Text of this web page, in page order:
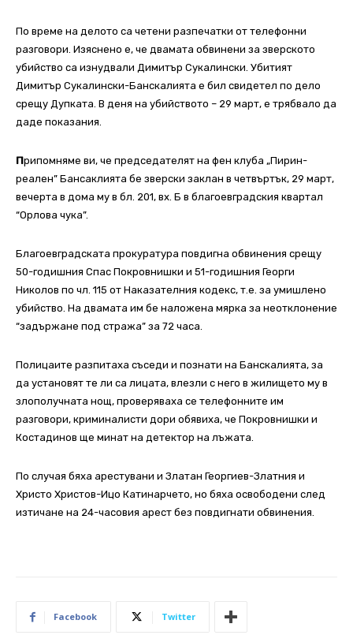
По време на делото са четени разпечатки от телефонни
разговори. Изяснено е, че двамата обвинени за зверското
убийство са изнудвали Димитър Сукалински. Убитият
Димитър Сукалински-Банскалията е бил свидетел по дело
срещу Дупката. В деня на убийството – 29 март, е трябвало да
даде показания.
Припомняме ви, че председателят на фен клуба „Пирин-
реален” Бансаклията бе зверски заклан в четвъртък, 29 март,
вечерта в дома му в бл. 201, вх. Б в благоевградския квартал
“Орлова чука”.
Благоевградската прокуратура повдигна обвинения срещу
50-годишния Спас Покровнишки и 51-годишния Георги
Николов по чл. 115 от Наказателния кодекс, т.е. за умишлено
убийство. На двамата им бе наложена мярка за неотклонение
“задържане под стража” за 72 часа.
Полицаите разпитаха съседи и познати на Банскалията, за
да установят те ли са лицата, влезли с него в жилището му в
злополучната нощ, проверяваха се телефонните им
разговори, криминалисти дори обявиха, че Покровнишки и
Костадинов ще минат на детектор на лъжата.
По случая бяха арестувани и Златан Георгиев-Златния и
Христо Христов-Ицо Катинарчето, но бяха освободени след
изтичане на 24-часовия арест без повдигнати обвинения.
Facebook Twitter